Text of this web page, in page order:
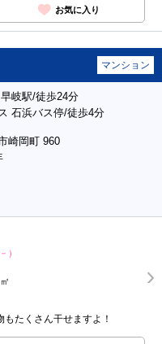
お気に入り
マンション
岐駅/徒歩24分
石浜バス停/徒歩4分
崎岡町 960
）
たくさん干せますよ！